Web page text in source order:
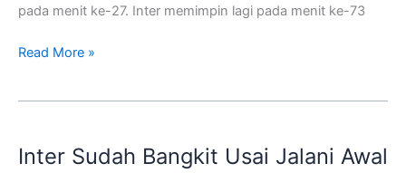
pada menit ke-27. Inter memimpin lagi pada menit ke-73
Read More »
Inter Sudah Bangkit Usai Jalani Awal
Bangkit